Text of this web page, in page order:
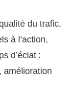
du trafic,
à l’action,
d’éclat :
amélioration